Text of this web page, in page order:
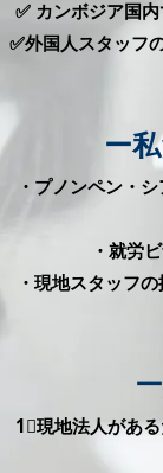
✅ カンボジア国
✅外国人スタッフ
ー
・プノンペン・
・就労
・現地スタッフ
1⃣現地法人があ